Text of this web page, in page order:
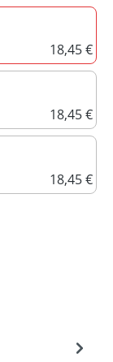
18,45 €
18,45 €
18,45 €